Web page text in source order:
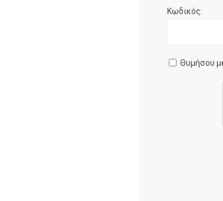
Κωδικός:
Θυμήσου